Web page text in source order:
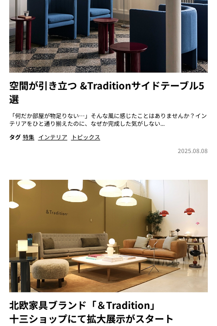
空間が引き立つ &Traditionサイドテーブル5
選
「何だか部屋が物足りない…」そんな風に感じたことはありませんか？イン
テリアをひと通り揃えたのに、なぜか完成した気がしない...
タグ 特集 インテリア
トピックス
2025.08.08
北欧家具ブランド「＆Tradition」
十三ショップにて拡大展示がスタート